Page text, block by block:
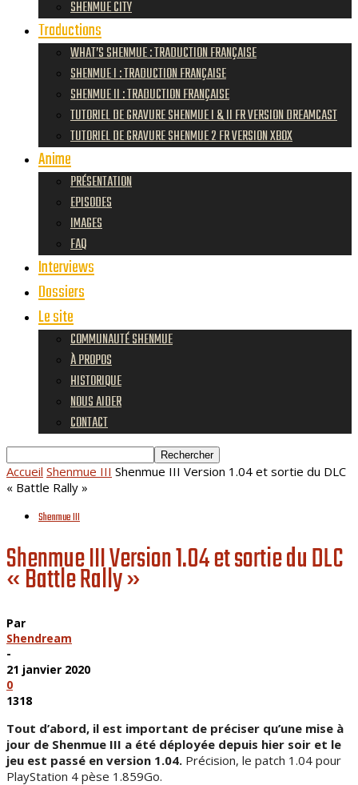
SHENMUE CITY
Traductions
WHAT’S SHENMUE : TRADUCTION FRANÇAISE
SHENMUE I : TRADUCTION FRANÇAISE
SHENMUE II : TRADUCTION FRANÇAISE
TUTORIEL DE GRAVURE SHENMUE I & II FR VERSION DREAMCAST
TUTORIEL DE GRAVURE SHENMUE 2 FR VERSION XBOX
Anime
PRÉSENTATION
EPISODES
IMAGES
FAQ
Interviews
Dossiers
Le site
COMMUNAUTÉ SHENMUE
À PROPOS
HISTORIQUE
NOUS AIDER
CONTACT
Accueil Shenmue III Shenmue III Version 1.04 et sortie du DLC
« Battle Rally »
Shenmue III
Shenmue III Version 1.04 et sortie du DLC
« Battle Rally »
Par
Shendream
-
21 janvier 2020
0
1318
Tout d’abord, il est important de préciser qu’une mise à
jour de Shenmue III a été déployée depuis hier soir et le
jeu est passé en version 1.04. Précision, le patch 1.04 pour
PlayStation 4 pèse 1.859Go.